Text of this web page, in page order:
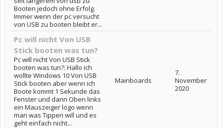
Booten jedoch ohne Erfolg.
Immer wenn der pc versucht
von USB zu booten bleibt er...
Pc will nicht Von USB
Stick booten was tun?
Pc will nicht Von USB Stick
booten was tun?: Hallo ich
wollte Windows 10 Von USB
Stick booten aber wenn ich
Boote kommt 1 Sekunde das
Fenster und dann Oben links
ein Mauszeiger logo wenn
man was Tippen will und es
geht einfach nicht...
Mainboards
7.
November
2020